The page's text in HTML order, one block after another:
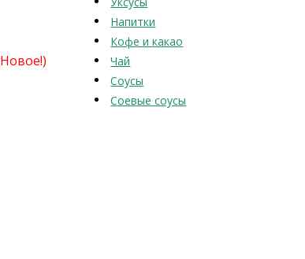
Напитки
Кофе и какао
Чай
Соусы
Соевые соусы